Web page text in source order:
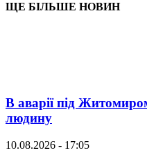
ЩЕ БІЛЬШЕ НОВИН
В аварії під
людину
10.08.2026 - 17:05